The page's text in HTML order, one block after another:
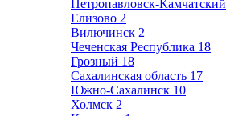
Петропавловск-Камчатский
Елизово 2
Вилючинск 2
Чеченская Республика 18
Грозный 18
Сахалинская область 17
Южно-Сахалинск 10
Холмск 2